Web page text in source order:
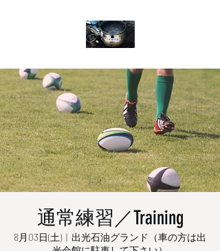
通常練習／Training
8月03日(土)
  |
出光石油グランド（車の方は出